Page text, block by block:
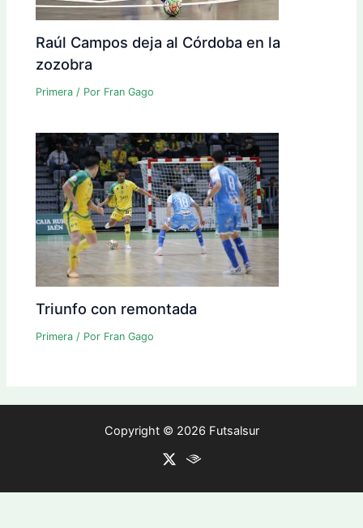
Raúl Campos deja al Córdoba en la
zozobra
Primera / Por Fran Gago
Triunfo con remontada
Primera / Por Fran Gago
Copyright © 2026 Futsalsur